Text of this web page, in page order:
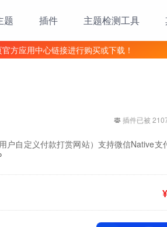
题 插件 主题检测工具
方应用中心链接进行购买或下载！
插件已被
自定义付款打赏网站）支持微信Native支
¥